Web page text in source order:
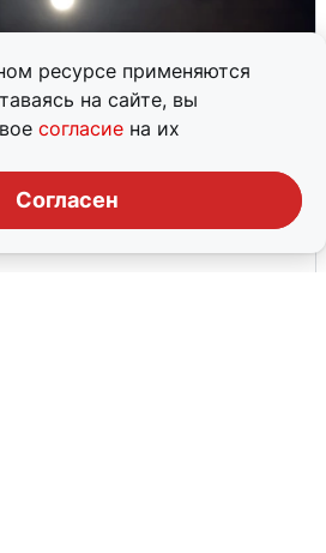
ресурсе применяются
на сайте, вы
согласие на их
Согласен
после сигнала